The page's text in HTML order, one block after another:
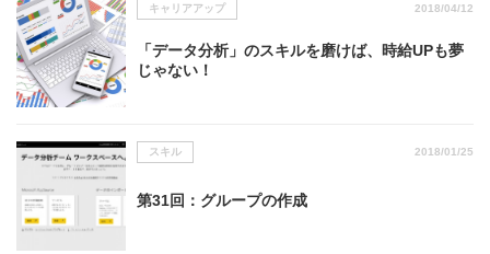
キャリアアップ 2018/04/12
「データ分析」のスキルを磨けば、時給UPも夢
じゃない！
スキル 2018/01/25
第31回：グループの作成